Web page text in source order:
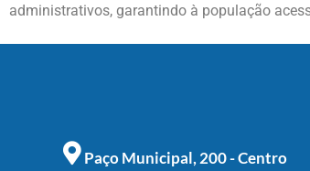
administrativos, garantindo à população
Paço Municipal, 200 - Centro